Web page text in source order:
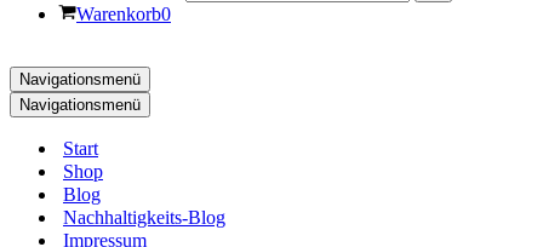
Warenkorb0
Navigationsmenü
Navigationsmenü
Start
Shop
Blog
Nachhaltigkeits-Blog
Impressum